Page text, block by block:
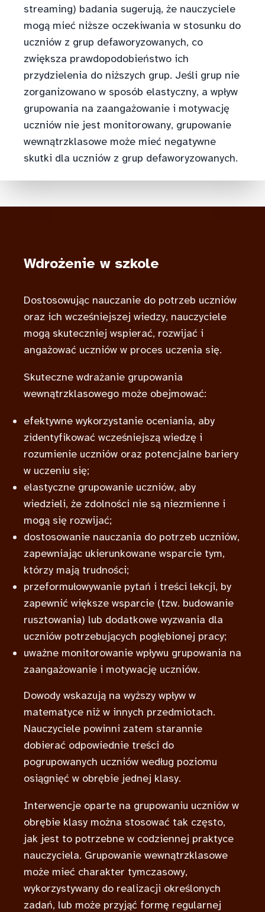
streaming) badania sugerują, że nauczyciele
mogą mieć niższe oczekiwania w stosunku do
uczniów z grup defaworyzowanych, co
zwiększa prawdopodobieństwo ich
przydzielenia do niższych grup. Jeśli grup nie
zorganizowano w sposób elastyczny, a wpływ
grupowania na zaangażowanie i motywację
uczniów nie jest monitorowany, grupowanie
wewnątrzklasowe może mieć negatywne
skutki dla uczniów z grup defaworyzowanych.
Wdrożenie w szkole
Dostosowując nauczanie do potrzeb uczniów
oraz ich wcześniejszej wiedzy, nauczyciele
mogą skuteczniej wspierać, rozwijać i
angażować uczniów w proces uczenia się.
Skuteczne wdrażanie grupowania
wewnątrzklasowego może obejmować:
efektywne wykorzystanie oceniania, aby
zidentyfikować wcześniejszą wiedzę i
rozumienie uczniów oraz potencjalne bariery
w uczeniu się;
elastyczne grupowanie uczniów, aby
wiedzieli, że zdolności nie są niezmienne i
mogą się rozwijać;
dostosowanie nauczania do potrzeb uczniów,
zapewniając ukierunkowane wsparcie tym,
którzy mają trudności;
przeformułowywanie pytań i treści lekcji, by
zapewnić większe wsparcie (tzw. budowanie
rusztowania) lub dodatkowe wyzwania dla
uczniów potrzebujących pogłębionej pracy;
uważne monitorowanie wpływu grupowania na
zaangażowanie i motywację uczniów.
Dowody wskazują na wyższy wpływ w
matematyce niż w innych przedmiotach.
Nauczyciele powinni zatem starannie
dobierać odpowiednie treści do
pogrupowanych uczniów według poziomu
osiągnięć w obrębie jednej klasy.
Interwencje oparte na grupowaniu uczniów w
obrębie klasy można stosować tak często,
jak jest to potrzebne w codziennej praktyce
nauczyciela. Grupowanie wewnątrzklasowe
może mieć charakter tymczasowy,
wykorzystywany do realizacji określonych
zadań, lub może przyjąć formę regularnej